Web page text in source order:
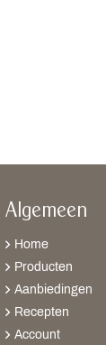
Algemeen
Home
Producten
Aanbiedingen
Recepten
Account